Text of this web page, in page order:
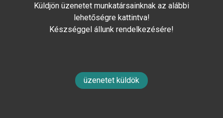
Küldjön üzenetet munkatársainknak az alábbi
lehetőségre kattintva!
Készséggel állunk rendelkezésére!
üzenetet küldök